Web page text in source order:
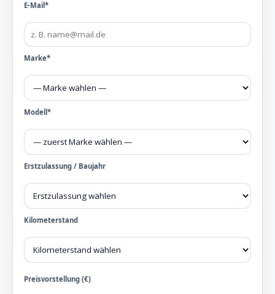
E-Mail*
Marke*
Modell*
Erstzulassung / Baujahr
Kilometerstand
Preisvorstellung (€)